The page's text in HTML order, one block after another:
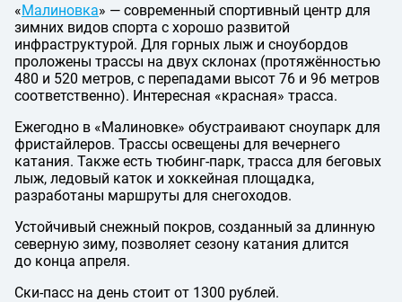
«Малиновка» — современный спортивный центр для
зимних видов спорта с хорошо развитой
инфраструктурой. Для горных лыж и сноубордов
проложены трассы на двух склонах (протяжённостью
480 и 520 метров, с перепадами высот 76 и 96 метров
соответственно). Интересная «красная» трасса.
Ежегодно в «Малиновке» обустраивают сноупарк для
фристайлеров. Трассы освещены для вечернего
катания. Также есть тюбинг-парк, трасса для беговых
лыж, ледовый каток и хоккейная площадка,
разработаны маршруты для снегоходов.
Устойчивый снежный покров, созданный за длинную
северную зиму, позволяет сезону катания длится
до конца апреля.
Ски-пасс на день стоит от 1300 рублей.